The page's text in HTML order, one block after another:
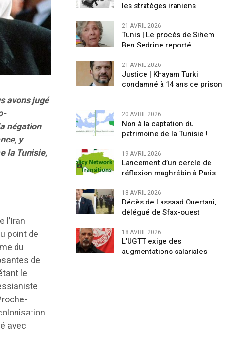
avons jugé
négation
y
la Tunisie,
l’Iran
point de
du
de
le
avec
les stratèges iraniens
21 AVRIL 2026
Tunis | Le procès de Sihem
Ben Sedrine reporté
21 AVRIL 2026
Justice | Khayam Turki
condamné à 14 ans de prison
20 AVRIL 2026
Non à la captation du
patrimoine de la Tunisie !
19 AVRIL 2026
Lancement d’un cercle de
réflexion maghrébin à Paris
18 AVRIL 2026
Décès de Lassaad Ouertani,
délégué de Sfax-ouest
18 AVRIL 2026
L’UGTT exige des
augmentations salariales